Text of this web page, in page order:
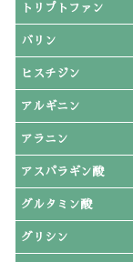
トリプトファン
バリン
ヒスチジン
アルギニン
アラニン
アスパラギン酸
グルタミン酸
グリシン